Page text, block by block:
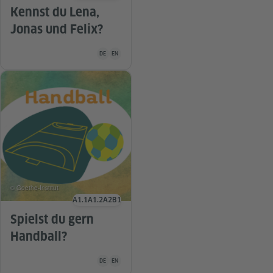
Kennst du Lena,
Jonas und Felix?
Unterrichtsmaterial ist in folgenden Sprachen
DE EN
Spielst du gern
Handball?
Unterrichtsmaterial ist in folgenden Sprachen
DE EN
© Goethe-Institut
Sprachniveau
A1.1A1.2A2 B1